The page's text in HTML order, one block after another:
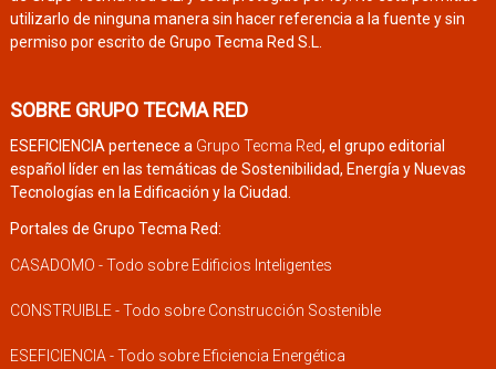
utilizarlo de ninguna manera sin hacer referencia a la fuente y sin
permiso por escrito de Grupo Tecma Red S.L.
SOBRE GRUPO TECMA RED
ESEFICIENCIA pertenece a Grupo Tecma Red, el grupo editorial
español líder en las temáticas de Sostenibilidad, Energía y Nuevas
Tecnologías en la Edificación y la Ciudad.
Portales de Grupo Tecma Red:
CASADOMO - Todo sobre Edificios Inteligentes
CONSTRUIBLE - Todo sobre Construcción Sostenible
ESEFICIENCIA - Todo sobre Eficiencia Energética